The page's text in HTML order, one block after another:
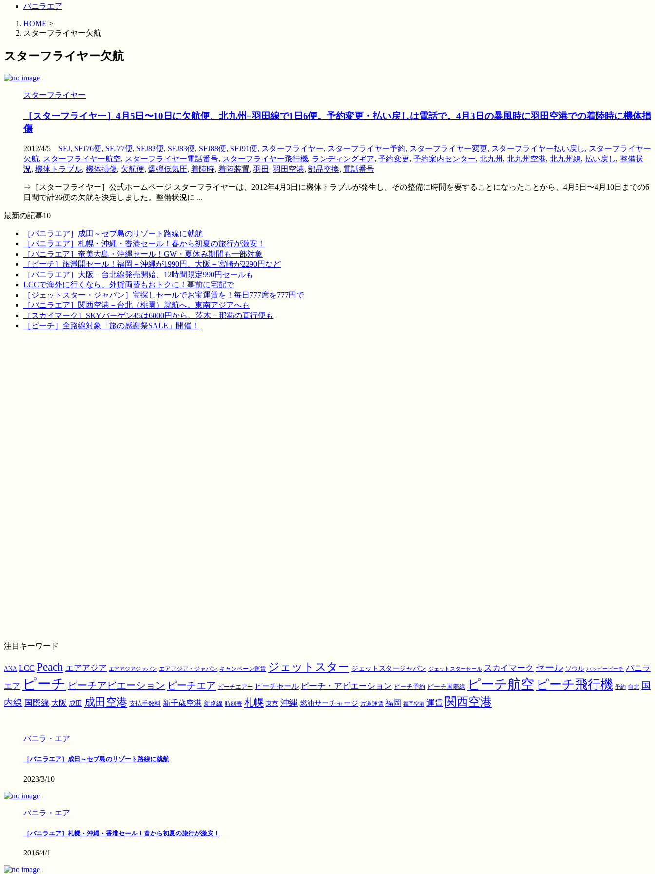
バニラエア
HOME >
スターフライヤー欠航
スターフライヤー欠航
スターフライヤー
［スターフライヤー］4月5日〜10日に欠航便、北九州−羽田線で1日6便。予約変更・払い戻しは電話で。4月3日の暴風時に羽田空港での着陸時に機体損
傷
2012/4/5 SFJ, SFJ76便, SFJ77便, SFJ82便, SFJ83便, SFJ88便, SFJ91便, スターフライヤー, スターフライヤー予約, スターフライヤー変更, スターフライヤー払い戻し, スターフライヤー
欠航, スターフライヤー航空, スターフライヤー電話番号, スターフライヤー飛行機, ランディングギア, 予約変更, 予約案内センター, 北九州 , 北九州空港, 北九州線, 払い戻し, 整備状
況, 機体トラブル, 機体損傷, 欠航便, 爆弾低気圧, 着陸時, 着陸装置, 羽田 , 羽田空港, 部品交換, 電話番号
⇒［スターフライヤー］公式ホームページ スターフライヤーは、2012年4月3日に機体トラブルが発生し、その整備に時間を要することになったことから、4月5日〜4月10日までの6
日間で計36便の欠航を決定しました。整備状況に ...
最新の記事10
［バニラエア］成田～セブ島のリゾート路線に就航
［バニラエア］札幌・沖縄・香港セール！春から初夏の旅行が激安！
［バニラエア］奄美大島・沖縄セール！GW・夏休み期間も一部対象
［ピーチ］旅満開セール！福岡－沖縄が1990円、大阪－宮崎が2290円など
［バニラエア］大阪－台北線発売開始、12時間限定990円セールも
LCCで海外に行くなら、外貨両替もおトクに！事前に宅配で
［ジェットスター・ジャパン］宝探しセールでお宝運賃を！毎日777席を777円で
［バニラエア］関西空港－台北（桃園）就航へ。東南アジアへも
［スカイマーク］SKYバーゲン45は6000円から。茨木－那覇の直行便も
［ピーチ］全路線対象「旅の感謝祭SALE」開催！
注目キーワード
ANA LCC Peach エアアジア エアアジアジャパン エアアジア・ジャパン キャンペーン運賃 ジェットスター ジェットスタージャパン ジェットスターセール スカイマーク セール ソウル ハッピーピーチ バニラ
エア ピーチ ピーチアビエーション ピーチエア ピーチエアー ピーチセール ピーチ・アビエーション ピーチ予約 ピーチ国際線 ピーチ航空 ピーチ飛行機 予約 台北 国
内線 国際線 大阪 成田 成田空港 支払手数料 新千歳空港 新路線 時刻表 札幌 東京 沖縄 燃油サーチャージ 片道運賃 福岡 福岡空港 運賃 関西空港
バニラ・エア
［バニラエア］成田～セブ島のリゾート路線に就航
2023/3/10
バニラ・エア
［バニラエア］札幌・沖縄・香港セール！春から初夏の旅行が激安！
2016/4/1